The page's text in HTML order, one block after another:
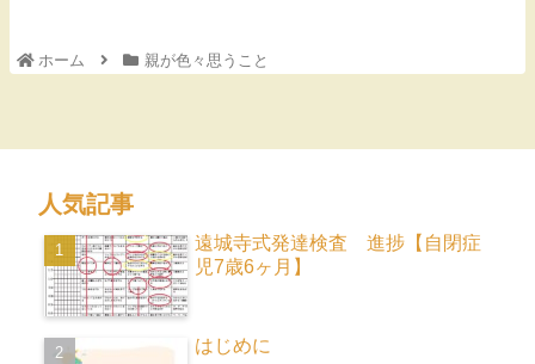
ホーム 親が色々思うこと
人気記事
遠城寺式発達検査 進捗【自閉症
児7歳6ヶ月】
はじめに